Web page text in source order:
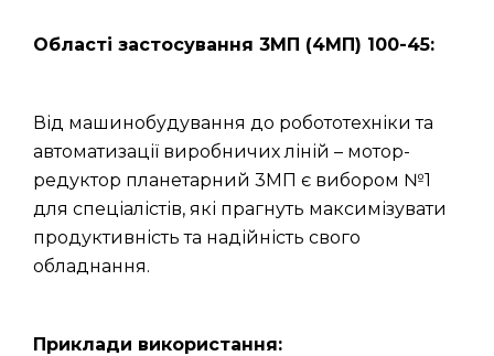
Області застосування 3МП (4МП) 100-45:
Від машинобудування до робототехніки та
автоматизації виробничих ліній – мотор-
редуктор планетарний 3МП є вибором №1
для спеціалістів, які прагнуть максимізувати
продуктивність та надійність свого
обладнання.
Приклади використання: